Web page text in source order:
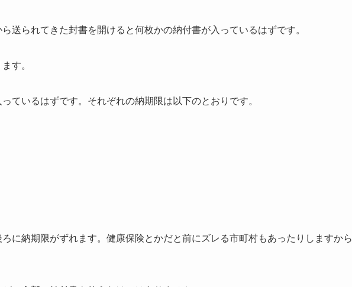
送られてきた封書を開けると何枚かの納付書が入っているはずです。
す。
ているはずです。それぞれの納期限は以下のとおりです。
に納期限がずれます。健康保険とかだと前にズレる市町村もあったりしますから